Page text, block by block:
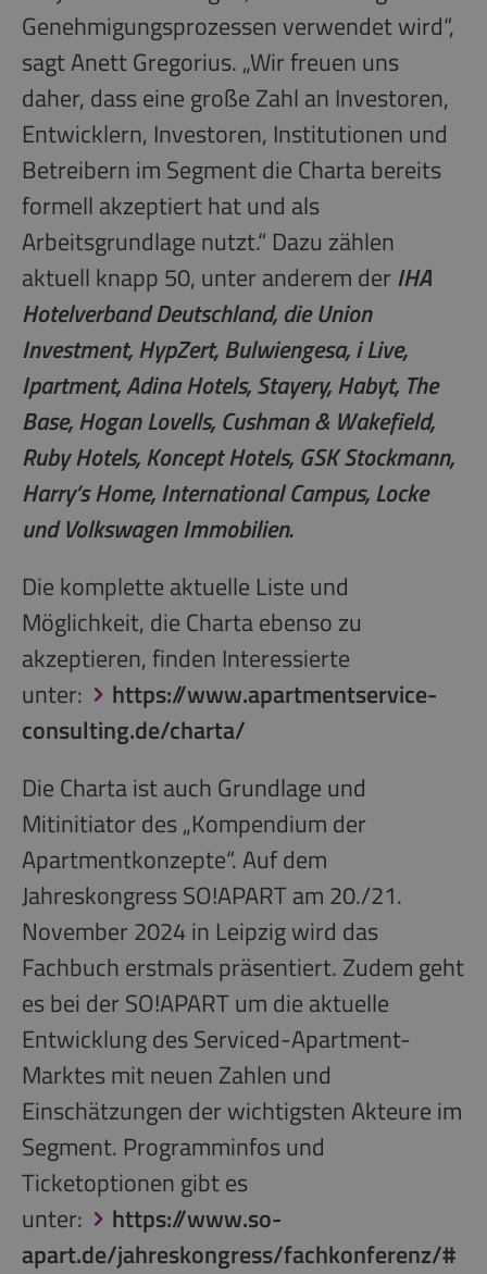
Genehmigungsprozessen verwendet wird“,
sagt Anett Gregorius. „Wir freuen uns
daher, dass eine große Zahl an Investoren,
Entwicklern, Investoren, Institutionen und
Betreibern im Segment die Charta bereits
formell akzeptiert hat und als
Arbeitsgrundlage nutzt.“ Dazu zählen
aktuell knapp 50, unter anderem derIHA
Hotelverband Deutschland, die Union
Investment, HypZert, Bulwiengesa, i Live,
Ipartment, Adina Hotels, Stayery, Habyt, The
Base, Hogan Lovells, Cushman & Wakefield,
Ruby Hotels, Koncept Hotels, GSK Stockmann,
Harry‘s Home, International Campus, Locke
und Volkswagen Immobilien.
Die komplette aktuelle Liste und
Möglichkeit, die Charta ebenso zu
akzeptieren, finden Interessierte
unter:
https://www.apartmentservice-
consulting.de/charta/
Die Charta ist auch Grundlage und
Mitinitiator des „Kompendium der
Apartmentkonzepte“. Auf dem
Jahreskongress SO!APART am 20./21.
November 2024 in Leipzig wird das
Fachbuch erstmals präsentiert. Zudem geht
es bei der SO!APART um die aktuelle
Entwicklung des Serviced-Apartment-
Marktes mit neuen Zahlen und
Einschätzungen der wichtigsten Akteure im
Segment. Programminfos und
Ticketoptionen gibt es
unter:
https://www.so-
apart.de/jahreskongress/fachkonferenz/#